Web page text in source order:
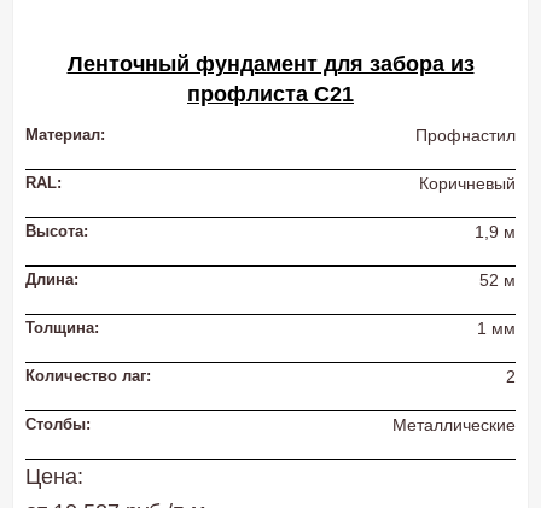
Ленточный фундамент для забора из
профлиста С21
Материал: Профнастил
RAL: Коричневый
Высота: 1,9 м
Длина: 52 м
Толщина: 1 мм
Количество лаг: 2
Столбы: Металлические
Цена: